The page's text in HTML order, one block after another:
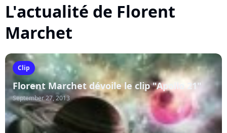
L'actualité de Florent
Marchet
Clip
Florent Marchet dévoile le clip "Apollo 21"
September 27, 2013